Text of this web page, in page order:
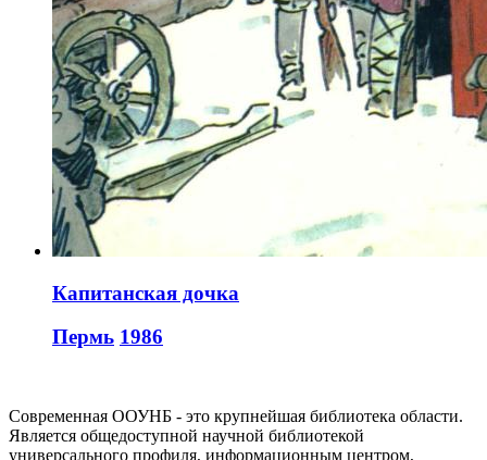
Капитанская дочка
Пермь 1986
Современная ООУНБ - это крупнейшая библиотека области.
Является общедоступной научной библиотекой
универсального профиля, информационным центром,